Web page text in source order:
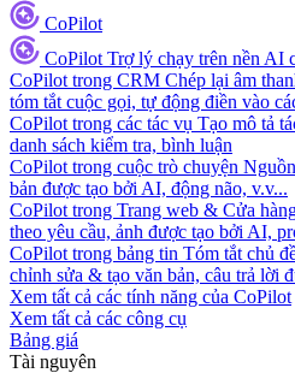
CoPilot
CoPilot Trợ lý chạy trên nền AI
CoPilot trong CRM Chép lại âm
tóm tắt cuộc gọi, tự động điền vào
CoPilot trong các tác vụ Tạo mô tả
danh sách kiểm tra, bình luận
CoPilot trong cuộc trò chuyện
bản được tạo bởi AI, động não, v.v...
CoPilot trong Trang web & Cửa
theo yêu cầu, ảnh được tạo bởi AI,
CoPilot trong bảng tin Tóm tắt chủ
chỉnh sửa & tạo văn bản, câu trả lời
Xem tất cả các tính năng của CoPilot
Xem tất cả các công cụ
Bảng giá
Tài nguyên